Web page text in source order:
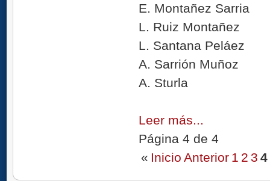
E. Montañez Sarria
L. Ruiz Montañez
L. Santana Peláez
A. Sarrión Muñoz
A. Sturla
Leer más...
Página 4 de 4
« Inicio Anterior 1 2 3 4